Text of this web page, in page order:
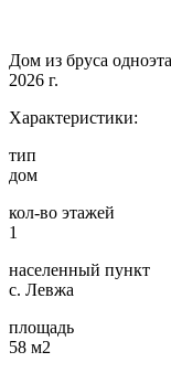
Дом из бруса
2026 г.
Характеристики:
тип
дом
кол-во этажей
1
населенный пункт
с. Левжа
площадь
58 м2